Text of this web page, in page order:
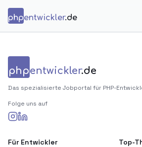
phpentwickler.de
phpentwickler.de
Das spezialisierte Jobportal für PHP-
Folge uns auf
Für Entwickler
Top-